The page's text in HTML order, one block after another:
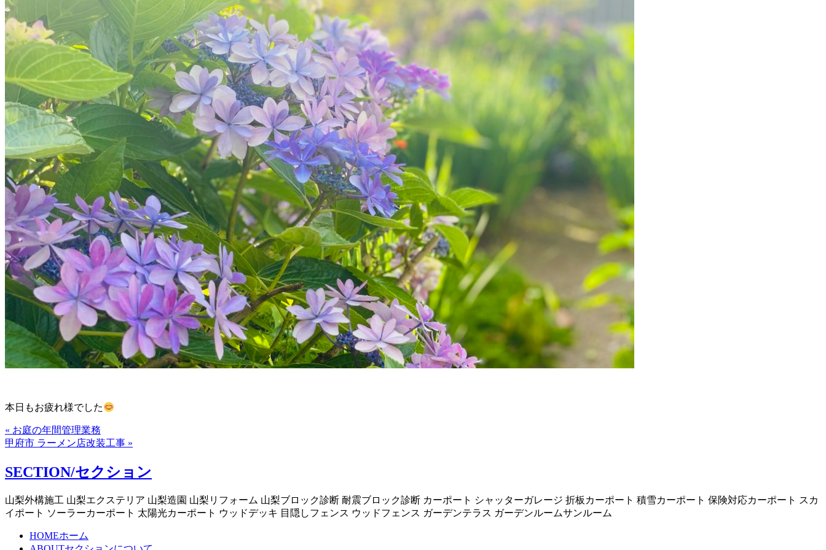
本日もお疲れ様でした
« お庭の年間管理業務
甲府市 ラーメン店改装工事 »
SECTION/セクション
山梨外構施工 山梨エクステリア 山梨造園 山梨リフォーム 山梨ブロック診断 耐震ブロック診断 カーポート シャッターガレージ 折板カーポート 積雪カーポート 保険対応カーポート スカ
イポート ソーラーカーポート 太陽光カーポート ウッドデッキ 目隠しフェンス ウッドフェンス ガーデンテラス ガーデンルームサンルーム
HOMEホーム